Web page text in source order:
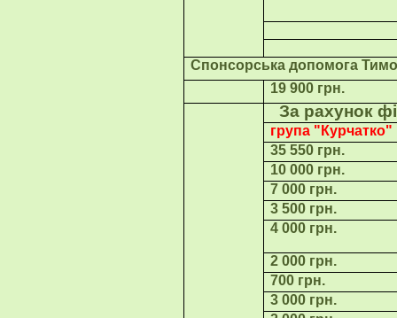
Спонсорська допомога
19 900 грн.
За рахунок
група " Курчатко"
35 550 грн.
10 000 грн.
7 000 грн.
3 500 грн.
4 000 грн.
2 000 грн.
700 грн.
3 000 грн.